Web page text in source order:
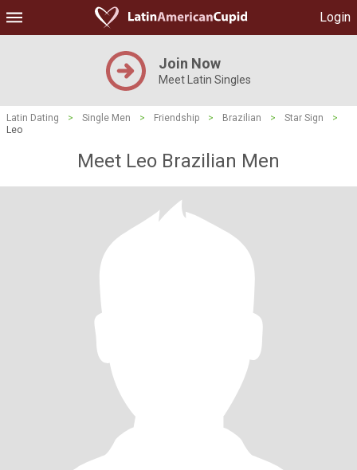
Login
Join Now
Meet Latin Singles
Latin Dating > Single Men > Friendship > Brazilian > Star Sign
>
Leo
Meet Leo Brazilian Men